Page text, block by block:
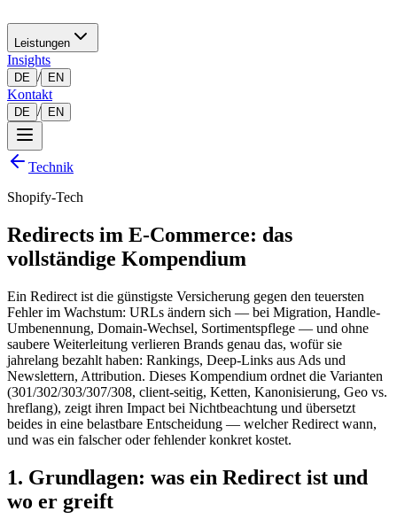
Leistungen
Insights
DE / EN
Kontakt
DE / EN
Technik
Shopify-Tech
Redirects im E-Commerce: das
vollständige Kompendium
Ein Redirect ist die günstigste Versicherung gegen den teuersten
Fehler im Wachstum: URLs ändern sich — bei Migration, Handle-
Umbenennung, Domain-Wechsel, Sortimentspflege — und ohne
saubere Weiterleitung verlieren Brands genau das, wofür sie
jahrelang bezahlt haben: Rankings, Deep-Links aus Ads und
Newslettern, Attribution. Dieses Kompendium ordnet die Varianten
(301/302/303/307/308, client-seitig, Ketten, Kanonisierung, Geo vs.
hreflang), zeigt ihren Impact bei Nichtbeachtung und übersetzt
beides in eine belastbare Entscheidung — welcher Redirect wann,
und was ein falscher oder fehlender konkret kostet.
1. Grundlagen: was ein Redirect ist und
wo er greift